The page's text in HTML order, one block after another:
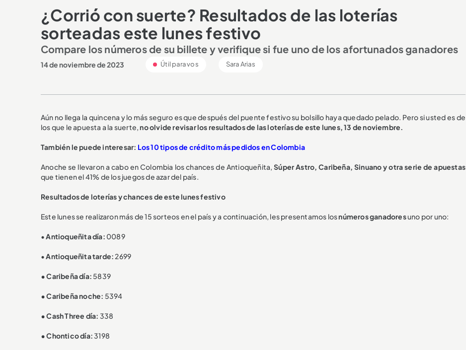
¿Corrió con suerte? Resultados de las loterías
sorteadas este lunes festivo
Compare los números de su billete y verifique si fue uno de los afortunados ganadores
14 de noviembre de 2023 Útil para vos Sara Arias
Aún no llega la quincena y lo más seguro es que después del puente festivo su bolsillo haya quedado pelado. Pero si usted es de
los que le apuesta a la suerte,no olvide revisar los resultados de las loterías de este lunes, 13 de noviembre.
También le puede interesar: Los 10 tipos de crédito más pedidos en Colombia
Anoche se llevaron a cabo en Colombia los chances de Antioqueñita,Súper Astro, Caribeña, Sinuano y otra serie de apuestas
que tienen el 41% de los juegos de azar del país.
Resultados de loterías y chances de este lunes festivo
Este lunes se realizaron más de 15 sorteos en el país y a continuación, les presentamos losnúmeros ganadoresuno por uno:
•Antioqueñita día: 0089
•Antioqueñita tarde: 2699
• Caribeña día: 5839
• Caribeña noche: 5394
• Cash Three día: 338
• Chontico día: 3198